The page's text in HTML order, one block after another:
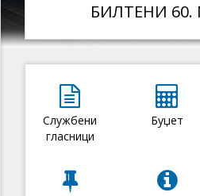
БИЛТЕНИ
Службени
гласници
Буџет